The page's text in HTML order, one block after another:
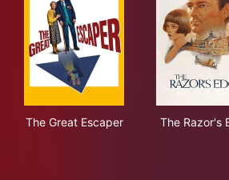
The Great Escaper The Razor's